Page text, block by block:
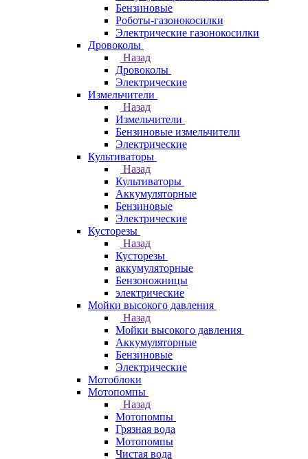
Бензиновые
Роботы-газонокосилки
Электрические газонокосилки
Дровоколы
Назад
Дровоколы
Электрические
Измельчители
Назад
Измельчители
Бензиновые измельчители
Электрические
Культиваторы
Назад
Культиваторы
Аккумуляторные
Бензиновые
Электрические
Кусторезы
Назад
Кусторезы
аккумуляторные
Бензоножницы
электрические
Мойки высокого давления
Назад
Мойки высокого давления
Аккумуляторные
Бензиновые
Электрические
Мотоблоки
Мотопомпы
Назад
Мотопомпы
Грязная вода
Мотопомпы
Чистая вода